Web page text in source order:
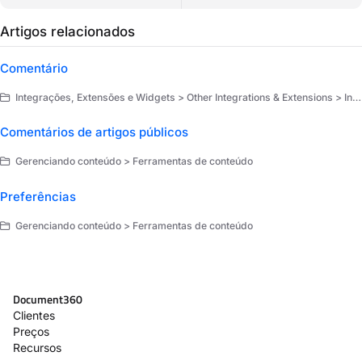
Artigos relacionados
Comentário
Integrações, Extensões e Widgets > Other Integrations & Extensions > Integrações
Comentários de artigos públicos
Gerenciando conteúdo > Ferramentas de conteúdo
Preferências
Gerenciando conteúdo > Ferramentas de conteúdo
Document360
Clientes
Preços
Recursos